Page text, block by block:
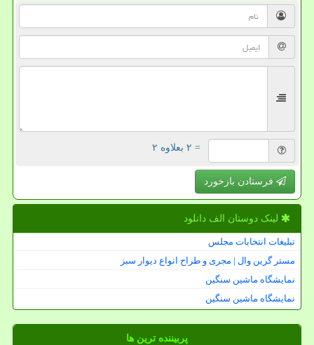
= ۲ بعلاوه ۲
فرستادن بازخورد
لینک دوستان الف دانلود
تبلیغات انتخابات مجلس
مستر گرین وال | مجری و طراح انواع دیوار سبز
نمایشگاه ماشین سنگین
نمایشگاه ماشین سنگین
پربیننده ترین ها